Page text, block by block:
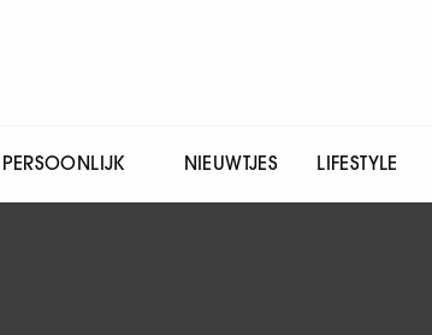
PERSOONLIJK NIEUWTJES LIFESTYLE